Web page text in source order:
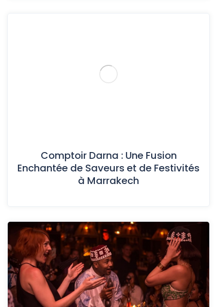
Comptoir Darna : Une Fusion
Enchantée de Saveurs et de Festivités
à Marrakech